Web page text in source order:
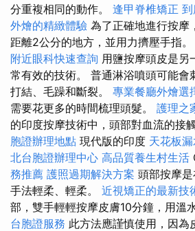
分重複相同的動作。 逢甲脊椎矯正
外燴的精緻體驗 為了正確地進行按摩
距離2公分的地方，並用力擠壓手指。
附近眼科快速查詢 用鹽按摩頭皮是另
常有效的技術。 普通淋浴噴頭可能會
打結、毛躁和斷裂。 專業餐廳外燴選
需要花更多的時間梳理頭髮。 護理之
的印度按摩技術中，頭部對血流的接
胞證辦理地點 現代版的印度 天花板
北台胞證辦理中心 高品質養生村生活
務推薦 護照過期解決方案 頭部按摩是
手法輕柔、輕柔。 近視矯正的最新技
部，雙手輕輕按摩皮膚10分鐘，用溫
台胞證服務 此方法應謹慎使用，因為